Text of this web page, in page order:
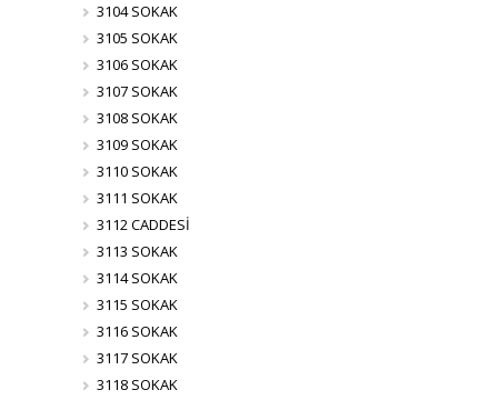
3104 SOKAK
3105 SOKAK
3106 SOKAK
3107 SOKAK
3108 SOKAK
3109 SOKAK
3110 SOKAK
3111 SOKAK
3112 CADDESİ
3113 SOKAK
3114 SOKAK
3115 SOKAK
3116 SOKAK
3117 SOKAK
3118 SOKAK